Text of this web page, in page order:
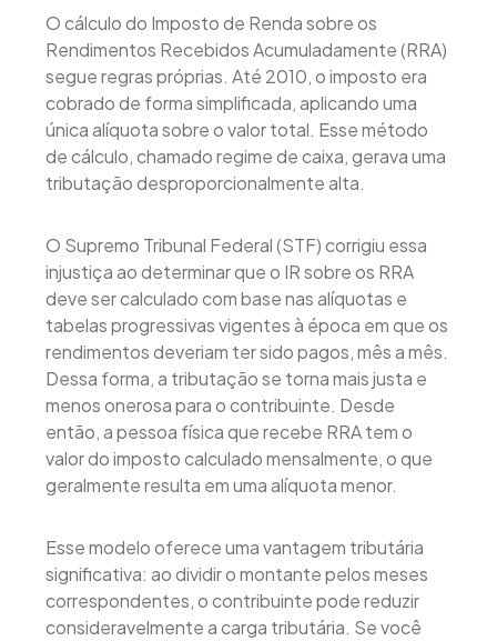
O cálculo do Imposto de Renda sobre os
Rendimentos Recebidos Acumuladamente (RRA)
segue regras próprias. Até 2010, o imposto era
cobrado de forma simplificada, aplicando uma
única alíquota sobre o valor total. Esse método
de cálculo, chamado regime de caixa, gerava uma
tributação desproporcionalmente alta.
O Supremo Tribunal Federal (STF) corrigiu essa
injustiça ao determinar que o IR sobre os RRA
deve ser calculado com base nas alíquotas e
tabelas progressivas vigentes à época em que os
rendimentos deveriam ter sido pagos, mês a mês.
Dessa forma, a tributação se torna mais justa e
menos onerosa para o contribuinte. Desde
então, a pessoa física que recebe RRA tem o
valor do imposto calculado mensalmente, o que
geralmente resulta em uma alíquota menor.
Esse modelo oferece uma vantagem tributária
significativa: ao dividir o montante pelos meses
correspondentes, o contribuinte pode reduzir
consideravelmente a carga tributária. Se você